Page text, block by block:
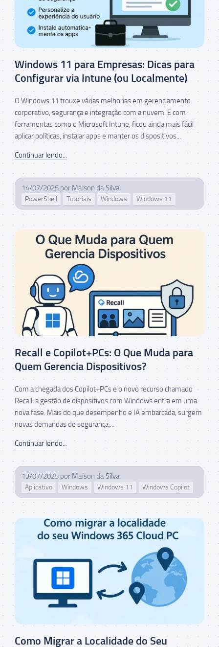
Windows 11 para Empresas: Dicas para
Configurar via Intune (ou Localmente)
O Windows 11 trouxe várias melhorias em gerenciamento
corporativo, segurança e integração com a nuvem. E com
ferramentas como o Microsoft Intune, ficou ainda mais fácil
aplicar políticas, instalar apps e manter os dispositivos...
Continuar lendo...
14/07/2025 por Maison da Silva
PowerShell Tutoriais Windows Windows 11
Recall e Copilot+PCs: O Que Muda para
Quem Gerencia Dispositivos?
Com a chegada dos Copilot+PCs e o novo recurso chamado
Recall, a gestão de dispositivos com Windows entra em uma
nova fase. Mais do que desempenho e IA embarcada, surgem
novas demandas de segurança,...
Continuar lendo...
13/07/2025 por Maison da Silva
Aplicativo Windows Windows 11 Windows Copilot
Como Migrar a Localidade do Seu